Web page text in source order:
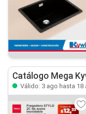
Catálogo Mega
Válido: 3 ago hasta 18